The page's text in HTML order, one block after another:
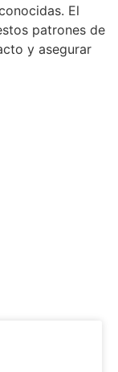
El
patrones de
y asegurar